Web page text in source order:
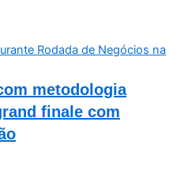
metodologia
finale com